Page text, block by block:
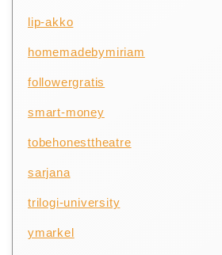
lip-akko
homemadebymiriam
followergratis
smart-money
tobehonesttheatre
sarjana
trilogi-university
ymarkel